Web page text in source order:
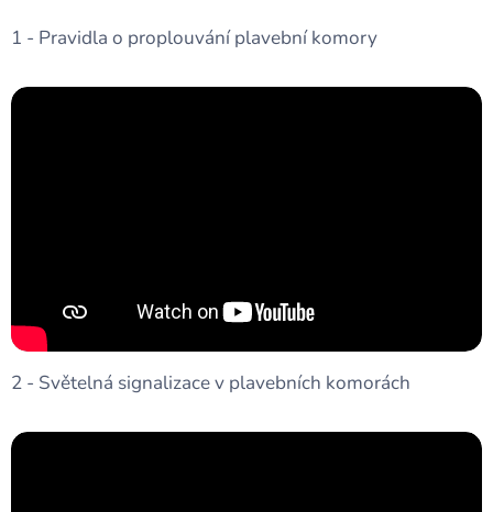
1 - Pravidla o proplouvání plavební komory
2 - Světelná signalizace v plavebních komorách